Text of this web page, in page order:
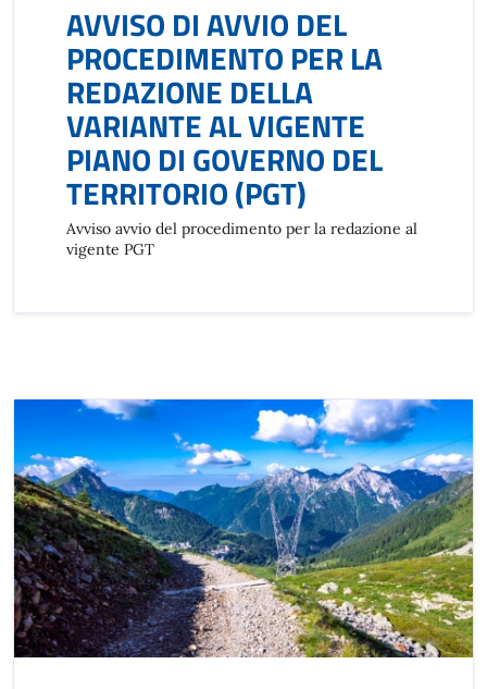
AVVISO DI AVVIO DEL
PROCEDIMENTO PER LA
REDAZIONE DELLA
VARIANTE AL VIGENTE
PIANO DI GOVERNO DEL
TERRITORIO (PGT)
Avviso avvio del procedimento per la redazione al
vigente PGT